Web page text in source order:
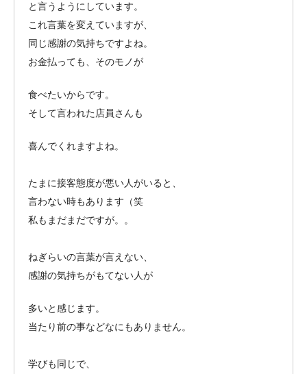
と言うようにしています。
これ言葉を変えていますが、
同じ感謝の気持ちですよね。
お金払っても、そのモノが
食べたいからです。
そして言われた店員さんも
喜んでくれますよね。
たまに接客態度が悪い人がいると、
言わない時もあります（笑
私もまだまだですが。。
ねぎらいの言葉が言えない、
感謝の気持ちがもてない人が
多いと感じます。
当たり前の事などなにもありません。
学びも同じで、